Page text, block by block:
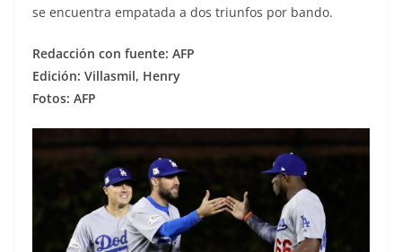
se encuentra empatada a dos triunfos por bando.
Redacción con fuente: AFP
Edición: Villasmil, Henry
Fotos: AFP